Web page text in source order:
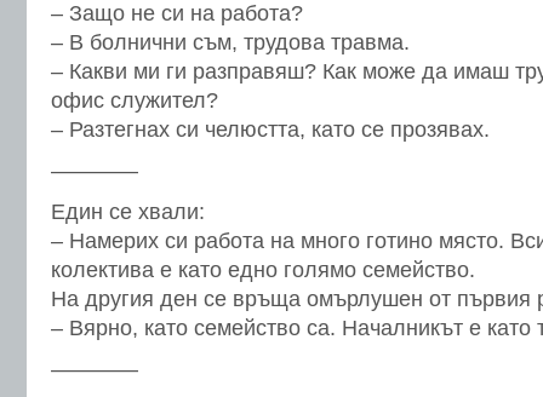
– Защо не си на работа?
– В болнични съм, трудова травма.
– Какви ми ги разправяш? Как може да имаш
офис служител?
– Разтегнах си челюстта, като се прозявах.
————
Един се хвали:
– Намерих си работа на много готино място.
колектива е като едно голямо семейство.
На другия ден се връща омърлушен от първия
– Вярно, като семейство са. Началникът е
————